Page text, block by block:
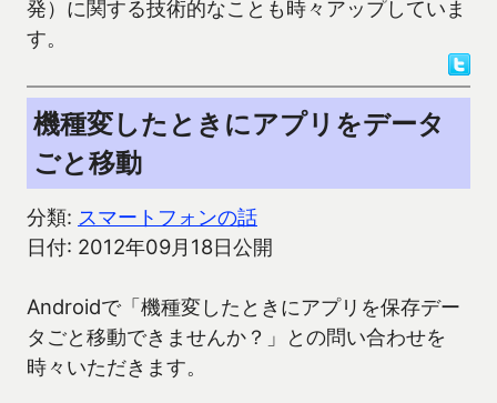
発）に関する技術的なことも時々アップしていま
す。
機種変したときにアプリをデータ
ごと移動
分類: スマートフォンの話
日付: 2012年09月18日公開
Androidで「機種変したときにアプリを保存デー
タごと移動できませんか？」との問い合わせを
時々いただきます。